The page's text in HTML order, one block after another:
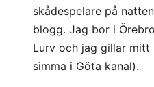
skådespelare på
blogg. Jag bor i
Lurv och jag gillar
simma i Göta kanal).